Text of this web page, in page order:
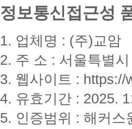
정보통신접근성
1. 업체명 : (주)교암
2. 주 소 : 서울특별
3. 웹사이트 : https://
4. 유효기간 : 2025.
5. 인증범위 : 해커스